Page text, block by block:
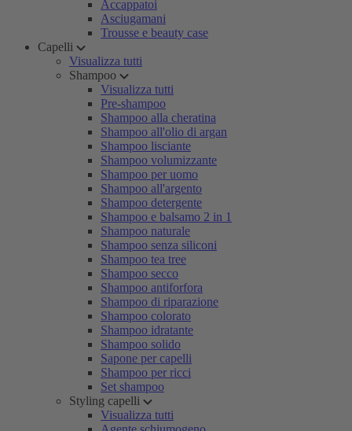
Accappatoi
Asciugamani
Trousse e beauty case
Capelli
Visualizza tutti
Shampoo
Visualizza tutti
Pre-shampoo
Shampoo alla cheratina
Shampoo all'olio di argan
Shampoo lisciante
Shampoo volumizzante
Shampoo per uomo
Shampoo all'argento
Shampoo detergente
Shampoo e balsamo 2 in 1
Shampoo naturale
Shampoo senza siliconi
Shampoo tea tree
Shampoo secco
Shampoo antiforfora
Shampoo di riparazione
Shampoo colorato
Shampoo idratante
Shampoo solido
Sapone per capelli
Shampoo per ricci
Set shampoo
Styling capelli
Visualizza tutti